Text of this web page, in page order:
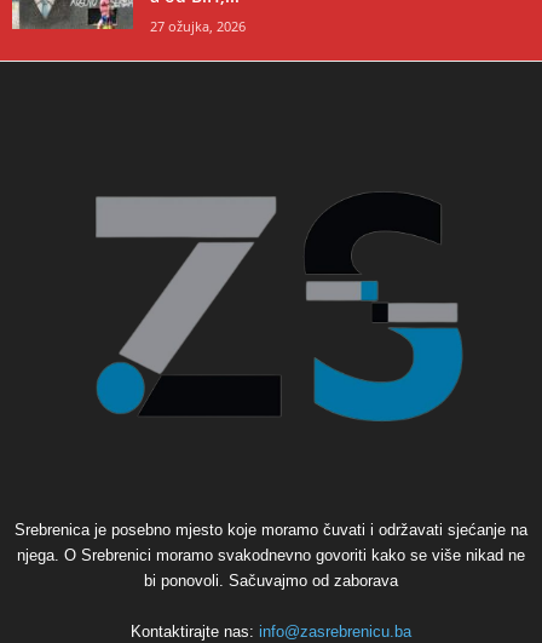
27 ožujka, 2026
Srebrenica je posebno mjesto koje moramo čuvati i održavati sjećanje na
njega. O Srebrenici moramo svakodnevno govoriti kako se više nikad ne
bi ponovoli. Sačuvajmo od zaborava
Kontaktirajte nas: info@zasrebrenicu.ba